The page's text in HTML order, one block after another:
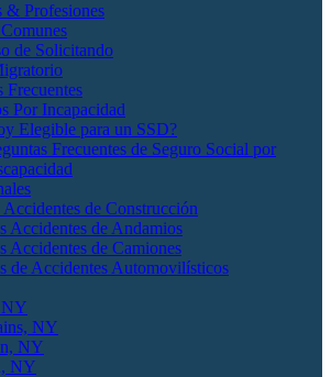
& Profesiones
de Solicitando
Frecuentes
Por Incapacidad
Elegible para un SSD?
Frecuentes de Seguro Social por
de Construcción
Accidentes de Andamios
Accidentes de Camiones
de Accidentes Automovilísticos
NY
NY
NY
NY